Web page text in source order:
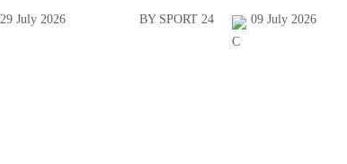
29 July 2026 BY SPORT 24 09 July 2026